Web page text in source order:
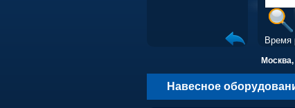
Время
Навесное